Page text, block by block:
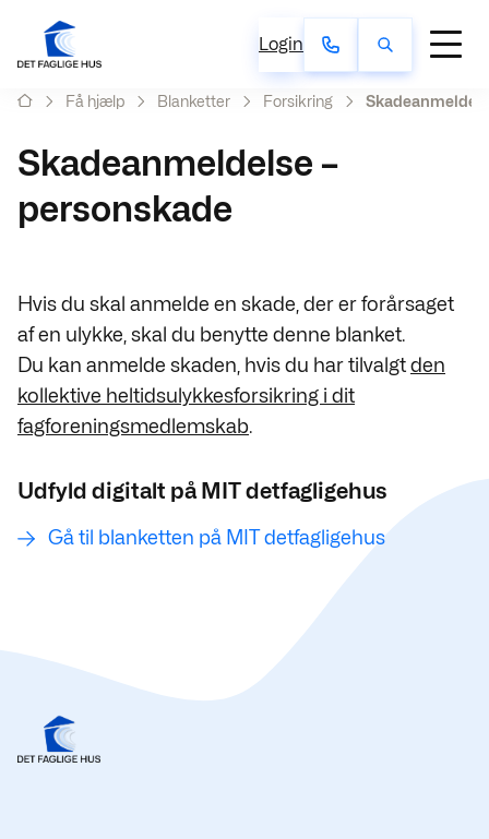
Login
Få hjælp Blanketter Forsikring
Skadeanmeldelse –
personskade
Hvis du skal anmelde en skade, der er forårsaget
af en ulykke, skal du benytte denne blanket.
Du kan anmelde skaden, hvis du har tilvalgtden
kollektive heltidsulykkesforsikring i dit
fagforeningsmedlemskab.
Udfyld digitalt på MIT detfagligehus
Gå til blanketten på MIT detfagligehus